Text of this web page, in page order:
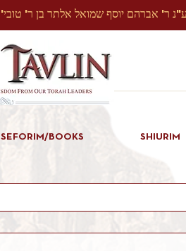
SEFORIM/BOOKS SHIURIM